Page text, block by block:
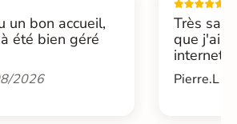
un bon accueil,
été bien géré
2026
Très
que j'ai
internet....
Pierre.L -